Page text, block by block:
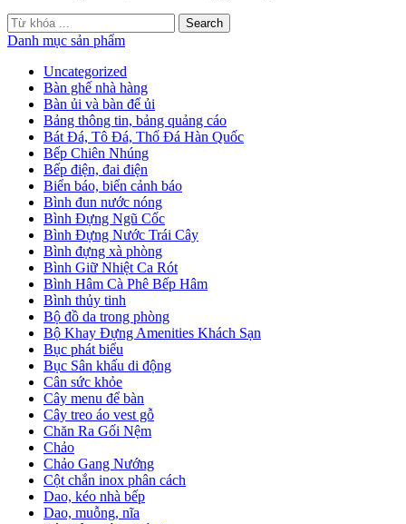
Danh mục sản phẩm
Uncategorized
Bàn ghế nhà hàng
Bàn ủi và bàn để ủi
Bảng thông tin, bảng quảng cáo
Bát Đá, Tô Đá, Thố Đá Hàn Quốc
Bếp Chiên Nhúng
Bếp điện, đai điện
Biển báo, biển cảnh báo
Bình đun nước nóng
Bình Đựng Ngũ Cốc
Bình Đựng Nước Trái Cây
Bình đựng xà phòng
Bình Giữ Nhiệt Ca Rót
Bình Hâm Cà Phê Bếp Hâm
Bình thủy tinh
Bộ đồ da trong phòng
Bộ Khay Đựng Amenities Khách Sạn
Bục phát biểu
Bục Sân khấu di động
Cân sức khỏe
Cây menu để bàn
Cây treo áo vest gỗ
Chăn Ra Gối Nệm
Chảo
Chảo Gang Nướng
Cột chắn inox phân cách
Dao, kéo nhà bếp
Dao, muỗng, nĩa